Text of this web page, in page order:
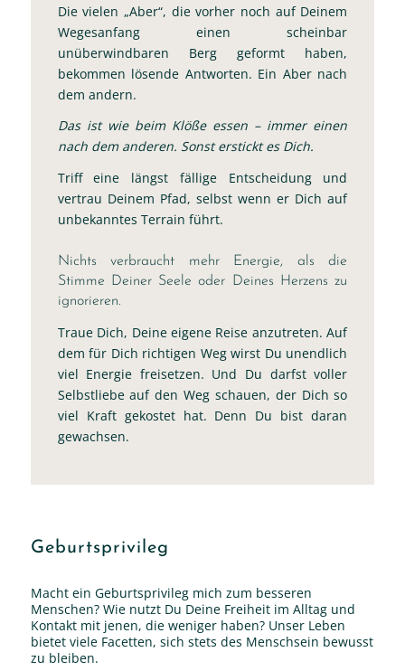
Die vielen „Aber“, die vorher noch auf Deinem
Wegesanfang einen scheinbar
unüberwindbaren Berg geformt haben,
bekommen lösende Antworten. Ein Aber nach
dem andern.
Das ist wie beim Klöße essen – immer einen
nach dem anderen. Sonst erstickt es Dich.
Triff eine längst fällige Entscheidung und
vertrau Deinem Pfad, selbst wenn er Dich auf
unbekanntes Terrain führt.
Nichts verbraucht mehr Energie, als die
Stimme Deiner Seele oder Deines Herzens zu
ignorieren.
Traue Dich, Deine eigene Reise anzutreten. Auf
dem für Dich richtigen Weg wirst Du unendlich
viel Energie freisetzen. Und Du darfst voller
Selbstliebe auf den Weg schauen, der Dich so
viel Kraft gekostet hat. Denn Du bist daran
gewachsen.
Geburtsprivileg
Macht ein Geburtsprivileg mich zum besseren
Menschen? Wie nutzt Du Deine Freiheit im Alltag und
Kontakt mit jenen, die weniger haben? Unser Leben
bietet viele Facetten, sich stets des Menschsein bewusst
zu bleiben.